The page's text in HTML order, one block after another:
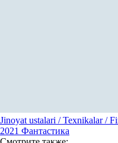
Jinoyat ustalari / Texnikalar /
2021 Фантастика